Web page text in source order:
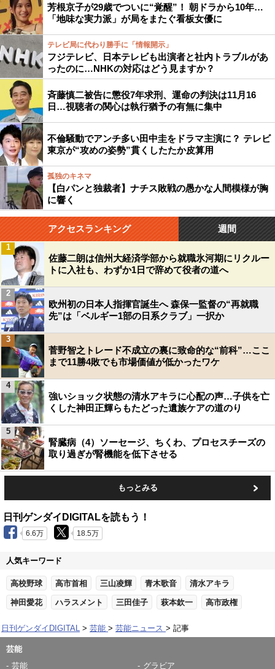
芳根京子が29歳でついに“覚醒”！ 朝ドラから10年…
「地味な実力派」が局をまたぐ看板女優に
テレビ局に代わり勝手に「情報開示」
フジテレビ、日本テレビも出演者と社内トラブルがあ
ったのに…NHKの対応はどう見ますか？
斉藤慎二被告に懲役7年求刑、運命の判決は11月16
日…視聴者の関心は執行猶予の有無に集中
不倫騒動でアンチ多い田中圭をドラマ主演に？ テレビ
東京が“攻めの姿勢”貫くしたたか皮算用
孤独のキネマ
【白パンと独裁者】ナチス敗戦の愚かな人間模様が胸
に響く
アクセスランキング 週間
佐藤二朗は信州大経済学部から就職氷河期にリクルー
トに入社も、わずか1日で辞めて役者の道へ
1
欧州初の日本人指揮官誕生へ 森保一監督の“再就職
先”は「ベルギー1部の日系クラブ」一択か
2
菅野智之トレード不成立の裏に致命的な“前科”…ここ
まで11勝4敗でも市場価値が低かったワケ
3
強いショック状態の清水アキラに心配の声…子供を亡
くした神田正輝らもたどった遺族ケアの道のり
4
腎臓病（4）ソーセージ、ちくわ、プロセスチーズの
取り過ぎが腎機能を低下させる
5
もっとみる
日刊ゲンダイDIGITALを読もう！
6.6万 18.5万
人気キーワード
高校野球 高市首相 三山凌輝 青木歌音 清水アキラ
神田愛花 ハラスメント 三田佳子 萩本欽一 高市政権
日刊ゲンダイDIGITAL 芸能 芸能ニュース 記事
芸能
芸能
グラビア